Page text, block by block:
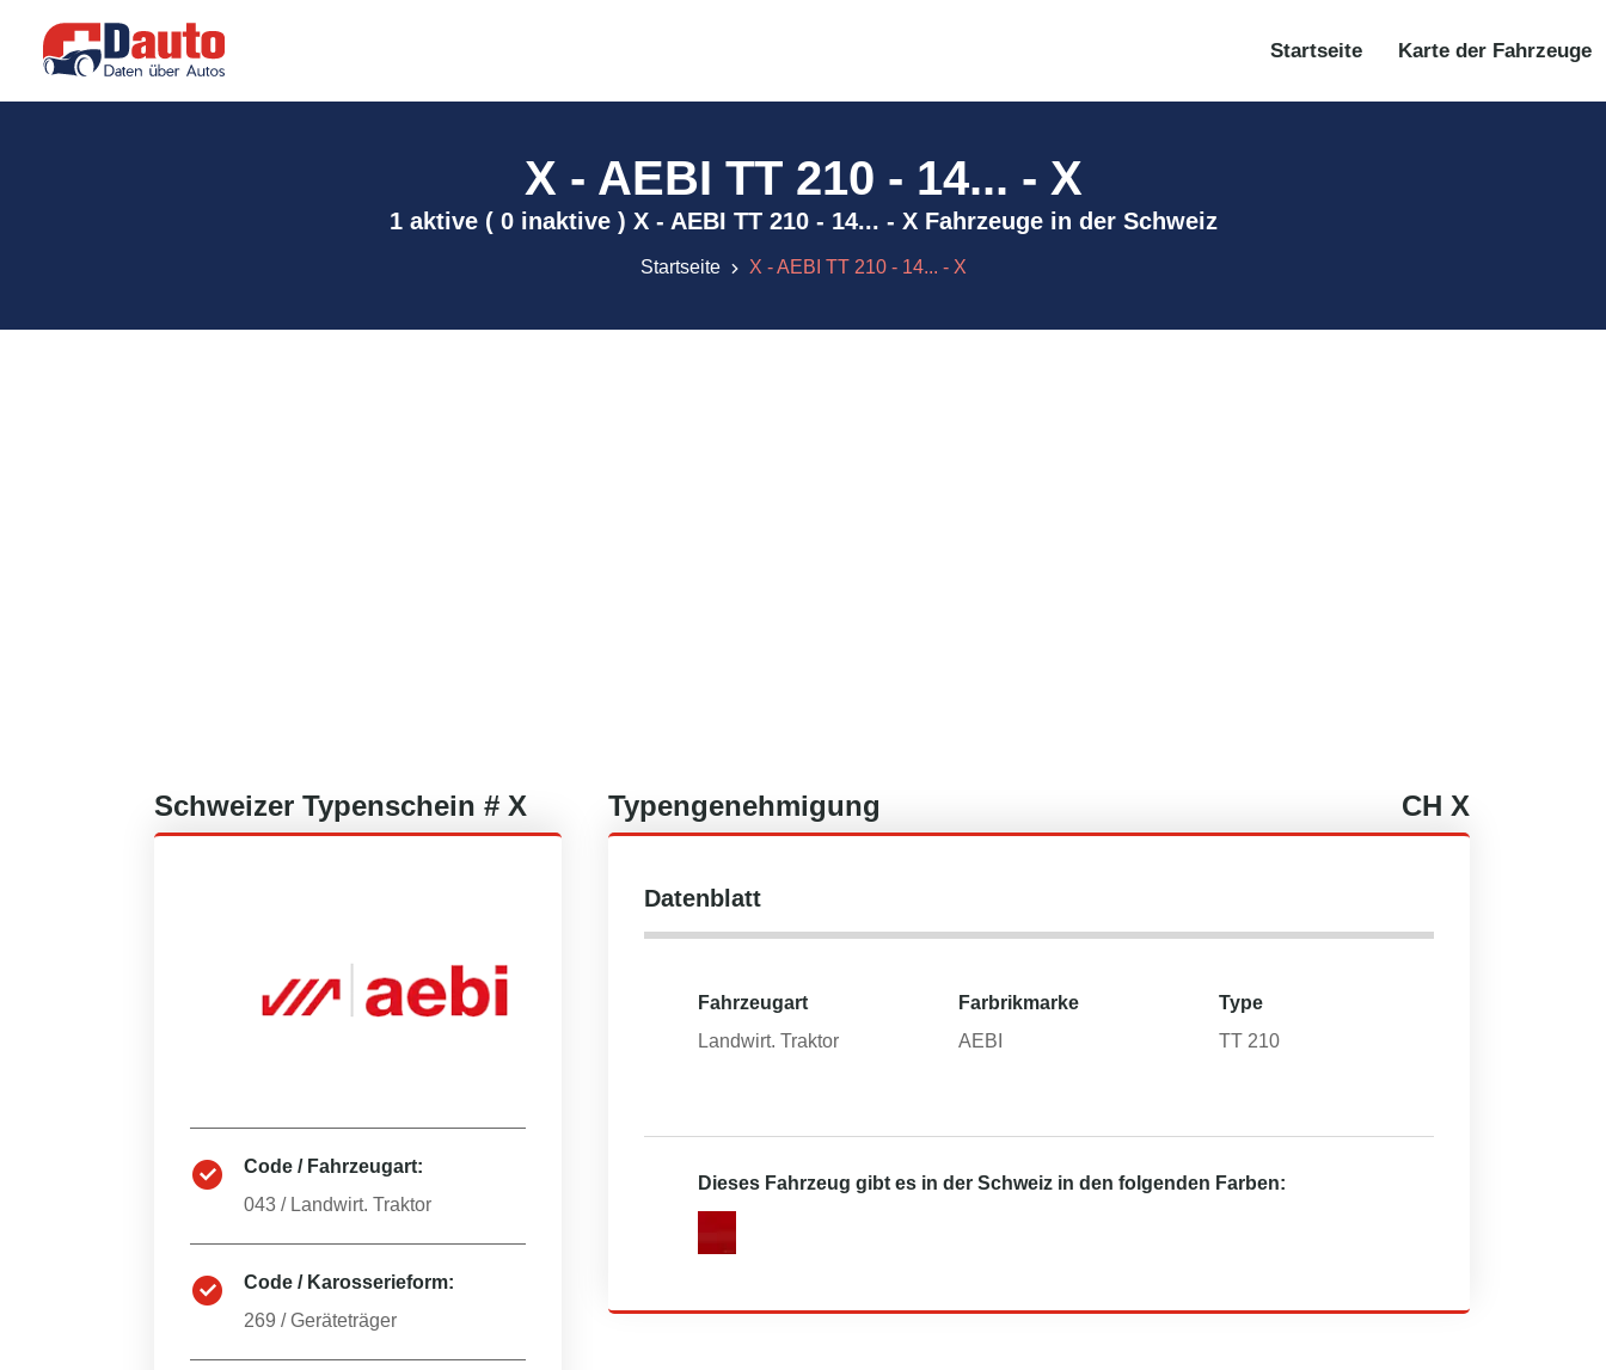
Startseite Karte der Fahrzeuge
X - AEBI TT 210 - 14... - X
1 aktive ( 0 inaktive ) X - AEBI TT 210 - 14... - X Fahrzeuge in der Schweiz
Startseite X - AEBI TT 210 - 14... - X
Schweizer Typenschein # X
Code / Fahrzeugart:
043 / Landwirt. Traktor
Code / Karosserieform:
269 /Geräteträger
Typengenehmigung CH X
Datenblatt
Fahrzeugart
Landwirt. Traktor
Farbrikmarke
AEBI
Type
TT 210
Dieses Fahrzeug gibt es in der Schweiz in den folgenden Farben: